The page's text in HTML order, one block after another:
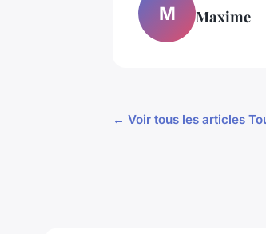
M Maxime
← Voir tous les articles